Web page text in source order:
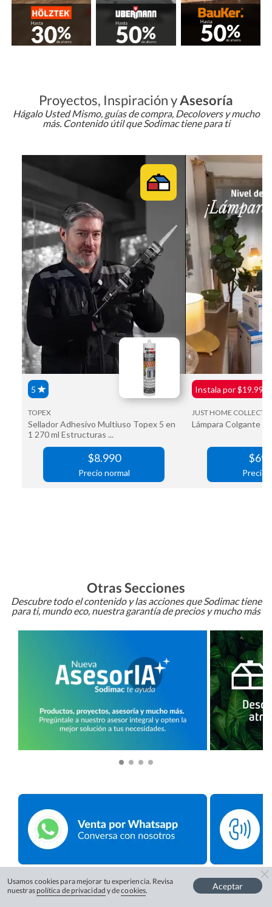
Proyectos, Inspiración yAsesoría
Hágalo Usted Mismo, guías de compra, Decolovers y mucho
más. Contenido útil que Sodimac tiene para ti
Otras Secciones
Descubre todo el contenido y las acciones que Sodimac tiene
para ti, mundo eco, nuestra garantía de precios y mucho más
Usamos cookies para mejorar tu experiencia. Revisa
nuestras política de privacidad y decookies. Aceptar